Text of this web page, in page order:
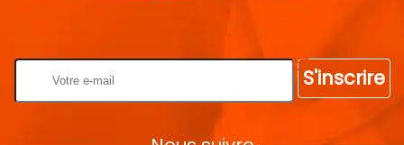
S'inscrire